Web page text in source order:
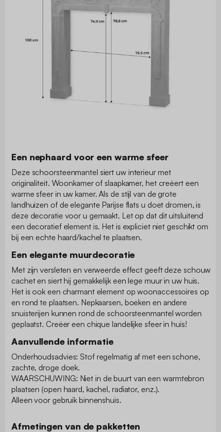
Een nephaard voor een warme sfeer
Deze schoorsteenmantel siert uw interieur met
originaliteit. Woonkamer of slaapkamer, het creëert een
warme sfeer in uw kamer. Als de stijl van de grote
landhuizen of de elegante Parijse flats u doet dromen, is
deze decoratie voor u gemaakt. Let op dat dit uitsluitend
een decoratief element is. Het is expliciet niet geschikt om
bij een echte haard/kachel te plaatsen.
Een elegante muurdecoratie
Met zijn versleten en verweerde effect geeft deze schouw
cachet en siert hij gemakkelijk een lege muur in uw huis.
Het is ook een charmant element op woonaccessoires op
en rond te plaatsen. Nepkaarsen, boeken en andere
snuisterijen kunnen rond de schoorsteenmantel worden
geplaatst. Creëer een chique landelijke sfeer in huis!
Aanvullende informatie
Onderhoudsadvies: Stof regelmatig af met een schone,
zachte, droge doek.
WAARSCHUWING: Niet in de buurt van een warmtebron
plaatsen (open haard, kachel, radiator, enz.).
Alleen voor gebruik binnenshuis.
Afmetingen van de pakketten